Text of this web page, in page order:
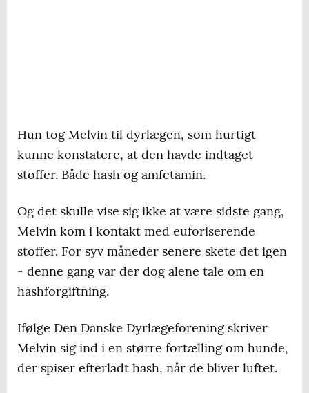
Hun tog Melvin til dyrlægen, som hurtigt
kunne konstatere, at den havde indtaget
stoffer. Både hash og amfetamin.
Og det skulle vise sig ikke at være sidste gang,
Melvin kom i kontakt med euforiserende
stoffer. For syv måneder senere skete det igen
- denne gang var der dog alene tale om en
hashforgiftning.
Ifølge Den Danske Dyrlægeforening skriver
Melvin sig ind i en større fortælling om hunde,
der spiser efterladt hash, når de bliver luftet.